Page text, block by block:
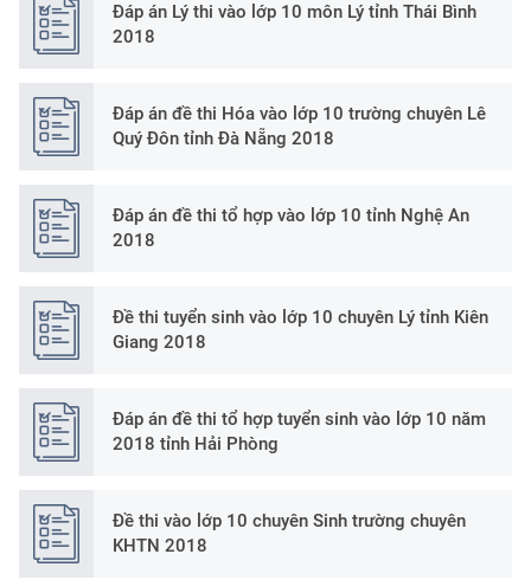
Đáp án Lý thi vào lớp 10 môn Lý tỉnh Thái Bình
2018
Đáp án đề thi Hóa vào lớp 10 trường chuyên Lê
Quý Đôn tỉnh Đà Nẵng 2018
Đáp án đề thi tổ hợp vào lớp 10 tỉnh Nghệ An
2018
Đề thi tuyển sinh vào lớp 10 chuyên Lý tỉnh Kiên
Giang 2018
Đáp án đề thi tổ hợp tuyển sinh vào lớp 10 năm
2018 tỉnh Hải Phòng
Đề thi vào lớp 10 chuyên Sinh trường chuyên
KHTN 2018